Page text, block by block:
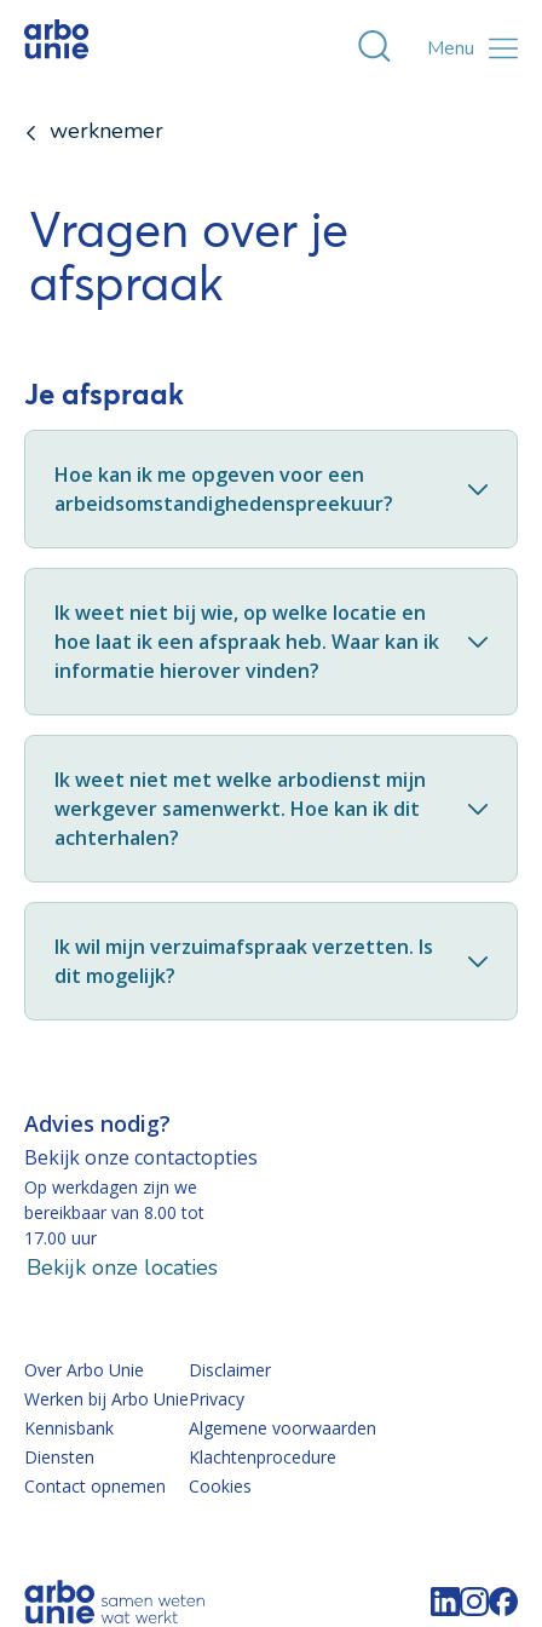
Toggle
Menu
werknemer
Vragen over je
afspraak
Je afspraak
Hoe kan ik me opgeven voor een
arbeidsomstandighedenspreekuur?
Ik weet niet bij wie, op welke locatie en
hoe laat ik een afspraak heb. Waar kan ik
informatie hierover vinden?
Ik weet niet met welke arbodienst mijn
werkgever samenwerkt. Hoe kan ik dit
achterhalen?
Ik wil mijn verzuimafspraak verzetten. Is
dit mogelijk?
Volg de
Volg
Advies nodig?
Bekijk onze contactopties
Op werkdagen zijn we
bereikbaar van 8.00 tot
17.00 uur
Bekijk onze locaties
Over Arbo Unie
Werken bij Arbo Unie
Kennisbank
Diensten
Contact opnemen
Disclaimer
Privacy
Algemene voorwaarden
Klachtenprocedure
Cookies